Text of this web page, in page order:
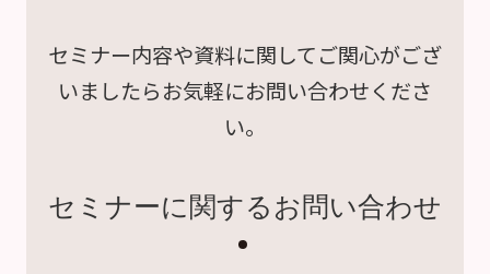
セミナー内容や資料に関してご関心がござ
いましたらお気軽にお問い合わせくださ
い。
セミナーに関するお問い合わせ